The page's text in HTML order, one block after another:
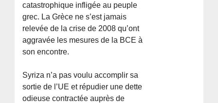
catastrophique infligée au peuple
grec. La Grèce ne s’est jamais
relevée de la crise de 2008 qu’ont
aggravée les mesures de la BCE à
son encontre.
Syriza n’a pas voulu accomplir sa
sortie de l’UE et répudier une dette
odieuse contractée auprès de